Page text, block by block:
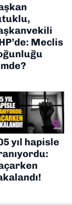
Meclis
yıl hapisle